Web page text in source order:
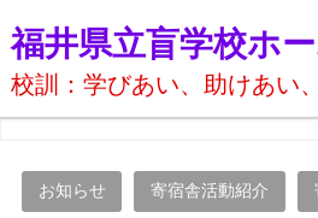
福井県立盲学校ホ
校訓：学びあい、助けあい
お知らせ 寄宿舎活動紹介